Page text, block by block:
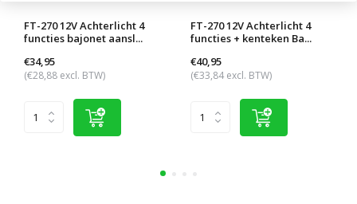
FT-270 12V Achterlicht 4
functies bajonet aansl...
€34,95
(€28,88 excl. BTW)
FT-270 12V Achterlicht 4
functies + kenteken Ba...
€40,95
(€33,84 excl. BTW)